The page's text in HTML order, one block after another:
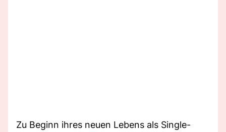
Zu Beginn ihres neuen Lebens als Single-